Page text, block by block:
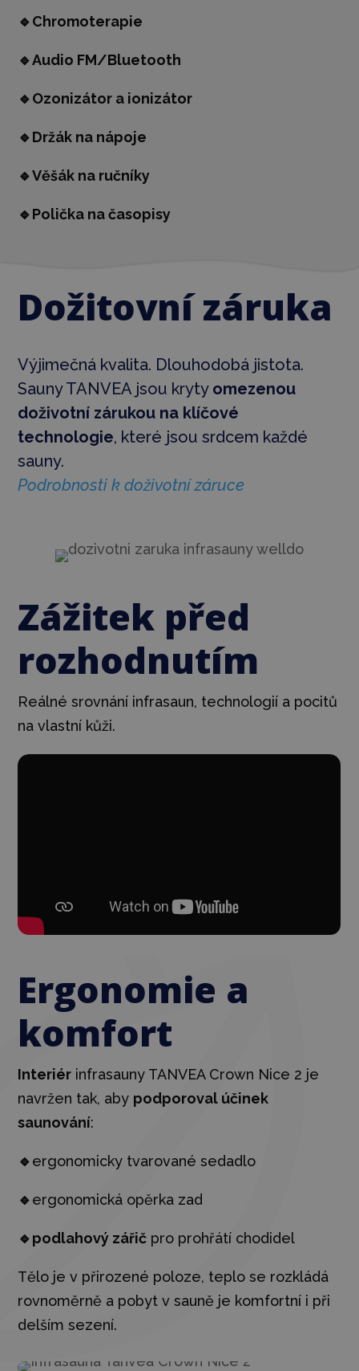
🔹Chromoterapie
🔹Audio FM/Bluetooth
🔹Ozonizátor a ionizátor
🔹Držák na nápoje
🔹Věšák na ručníky
🔹Polička na časopisy
Dožitovní záruka
Výjimečná kvalita. Dlouhodobá jistota.
Sauny TANVEA jsou kryty omezenou
doživotní zárukou na klíčové
technologie, které jsou srdcem každé
sauny.
Podrobnosti k doživotní záruce
Zážitek před
rozhodnutím
Reálné srovnání infrasaun, technologií a pocitů
na vlastní kůži.
Ergonomie a
komfort
Interiér infrasauny TANVEA Crown Nice 2 je
navržen tak, aby podporoval účinek
saunování:
🔹ergonomicky tvarované sedadlo
🔹ergonomická opěrka zad
🔹podlahový zářič pro prohřátí chodidel
Tělo je v přirozené poloze, teplo se rozkládá
rovnoměrně a pobyt v sauně je komfortní i při
delším sezení.